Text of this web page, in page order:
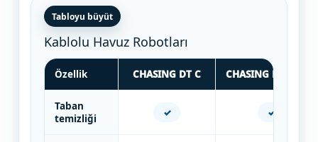
Tabloyu büyüt
Kablolu Havuz Robotları
Özellik CHASING DT C CHASING DT C PRO
Taban
temizliği
✓ ✓